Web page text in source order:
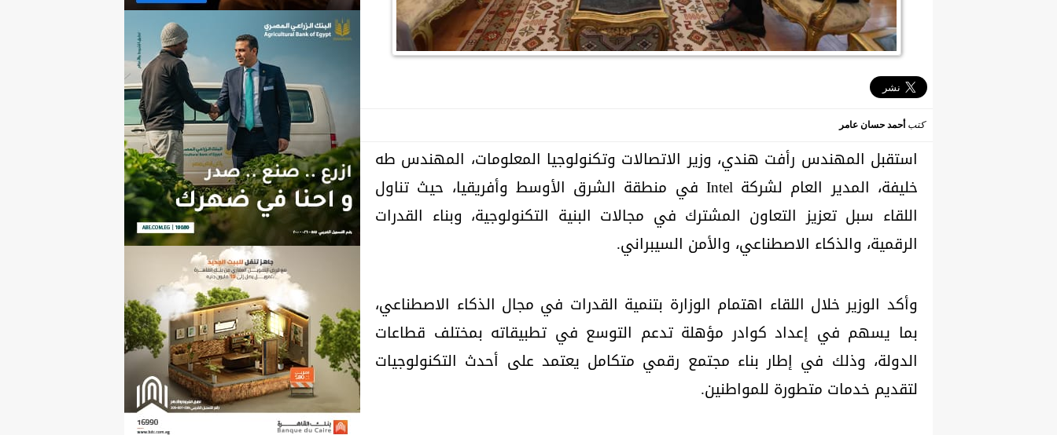
كتب أحمد حسان عامر
استقبل المهندس رأفت هندي، وزير الاتصالات وتكنولوجيا المعلومات، المهندس طه
خليفة، المدير العام لشركة Intel في منطقة الشرق الأوسط وأفريقيا، حيث تناول
اللقاء سبل تعزيز التعاون المشترك في مجالات البنية التكنولوجية، وبناء القدرات
الرقمية، والذكاء الاصطناعي، والأمن السيبراني.
وأكد الوزير خلال اللقاء اهتمام الوزارة بتنمية القدرات في مجال الذكاء الاصطناعي،
بما يسهم في إعداد كوادر مؤهلة تدعم التوسع في تطبيقاته بمختلف قطاعات
الدولة، وذلك في إطار بناء مجتمع رقمي متكامل يعتمد على أحدث التكنولوجيات
لتقديم خدمات متطورة للمواطنين.